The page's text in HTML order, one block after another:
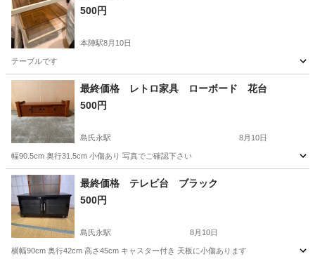
500円
本陣駅8月10日
テーブルです
愛知 名古屋市 本陣駅 テーブル
最終価格 レトロ家具 ローボード 花台
500円
島氏永駅 8月10日
幅90.5cm 奥行31.5cm 小傷あり 写真でご確認下さい
愛知 一宮市 島氏永駅 収納家具 花台
最終価格 テレビ台 ブラック
500円
島氏永駅 8月10日
横幅90cm 奥行42cm 高さ45cm キャスター付き 天板に小傷あります